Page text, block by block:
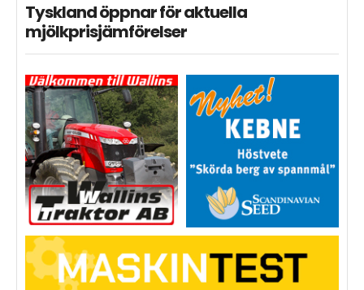
Tyskland öppnar för aktuella
mjölkprisjämförelser